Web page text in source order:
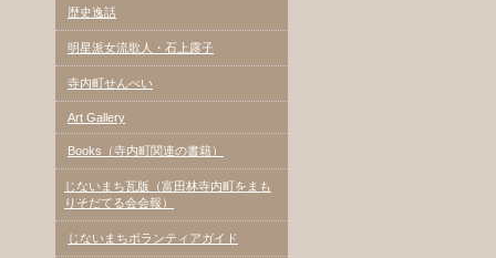
歴史逸話
明星派女流歌人・石上露子
寺内町せんべい
Art Gallery
Books（寺内町関連の書籍）
じないまち瓦版（富田林寺内町をまも
りそだてる会会報）
じないまちボランティアガイド